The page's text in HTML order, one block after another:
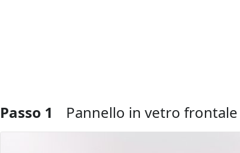
Passo 1 Pannello in vetro frontale